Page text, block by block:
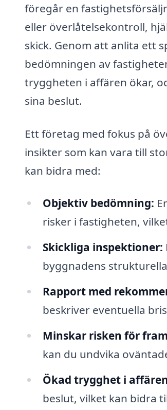
föregår en
eller överlåtelsekontroll,
skick. Genom att anlita ett
bedömningen av
tryggheten i affären ökar,
sina beslut.
Ett företag med fokus på
insikter som kan vara till
kan bidra med:
Objektiv bedömning:
risker i fastigheten,
Skickliga inspektioner:
byggnadens
Rapport med
beskriver eventuella
Minskar risken för
kan du undvika
Ökad trygghet i
beslut, vilket kan bidra